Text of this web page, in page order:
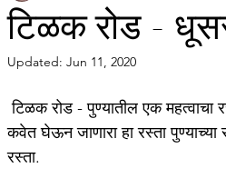
टिळक रोड -
Updated: Jun 11, 2020
टिळक रोड - पुण्यातील एक महत्वाचा रस्ता ,लकडी पूल पोलीस चौकीपासून थेट स्वार गेट चौक पर्यंत दोन चार पेठांना
कवेत घेऊन जाणारा हा रस्ता
रस्ता.